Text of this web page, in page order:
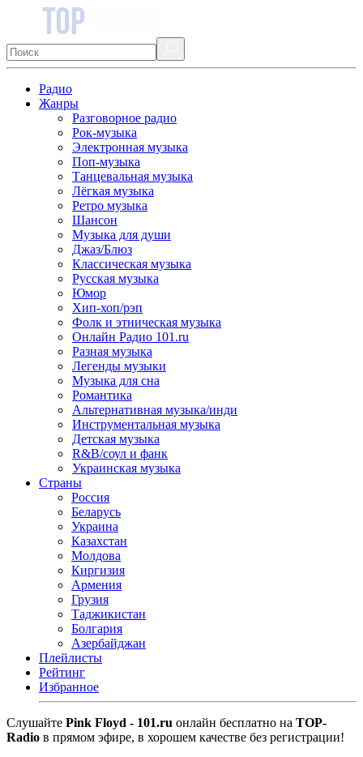
Радио
Жанры
Разговорное радио
Рок-музыка
Электронная музыка
Поп-музыка
Танцевальная музыка
Лёгкая музыка
Ретро музыка
Шансон
Музыка для души
Джаз/Блюз
Классическая музыка
Русская музыка
Юмор
Хип-хоп/рэп
Фолк и этническая музыка
Онлайн Радио 101.ru
Разная музыка
Легенды музыки
Музыка для сна
Романтика
Альтернативная музыка/инди
Инструментальная музыка
Детская музыка
R&B/cоул и фанк
Украинская музыка
Страны
Россия
Беларусь
Украина
Казахстан
Молдова
Киргизия
Армения
Грузия
Таджикистан
Болгария
Азербайджан
Плейлисты
Рейтинг
Избранное
Cлушайте Pink Floyd - 101.ru онлайн бесплатно на TOP-
Radio в прямом эфире, в хорошем качестве без регистрации!